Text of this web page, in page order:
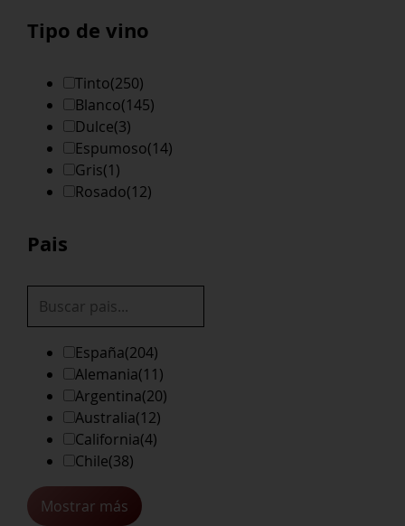
Tipo de vino
Tinto(250)
Blanco(145)
Dulce(3)
Espumoso(14)
Gris(1)
Rosado(12)
Pais
España(204)
Alemania(11)
Argentina(20)
Australia(12)
California(4)
Chile(38)
Mostrar más